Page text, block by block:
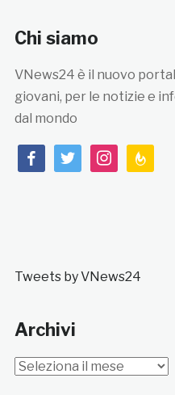
Chi siamo
VNews24 è il nuovo
giovani, per le notizie e
dal mondo
facebooktwitterinstagram
Tweets by VNews24
Archivi
Archivi